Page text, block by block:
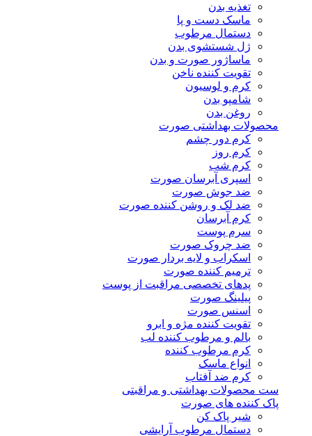
تغذیه بدن
ماسک دست و پا
دستمال مرطوب
ژل شستشوی بدن
ماساژور صورت و بدن
تقویت کننده ناخن
کرم و لوسیون
شامپو بدن
روغن بدن
محصولات بهداشتی صورت
کرم دور چشم
کرم روز
کرم شب
اسپری آبرسان صورت
ضد جوش صورت
ضد لک و روشن کننده صورت
کرم آبرسان
سرم پوست
ضد چروک صورت
اسکراب و لایه بردار صورت
ترمیم کننده صورت
پدهای تخصصی مراقبت از پوست
پیلینگ صورت
اسنس صورت
تقویت کننده مژه و ابرو
بالم و مرطوب کننده لب
کرم مرطوب کننده
انواع ماسک
کرم ضد آفتاب
ست محصولات بهداشتی و مراقبتی
پاک کننده های صورت
شیر پاک کن
دستمال مرطوب آرایشی